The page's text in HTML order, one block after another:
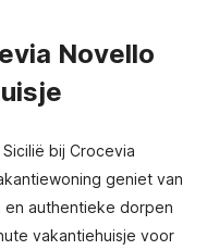
Novello
bij Crocevia
geniet van
en authentieke dorpen
vakantiehuisje voor